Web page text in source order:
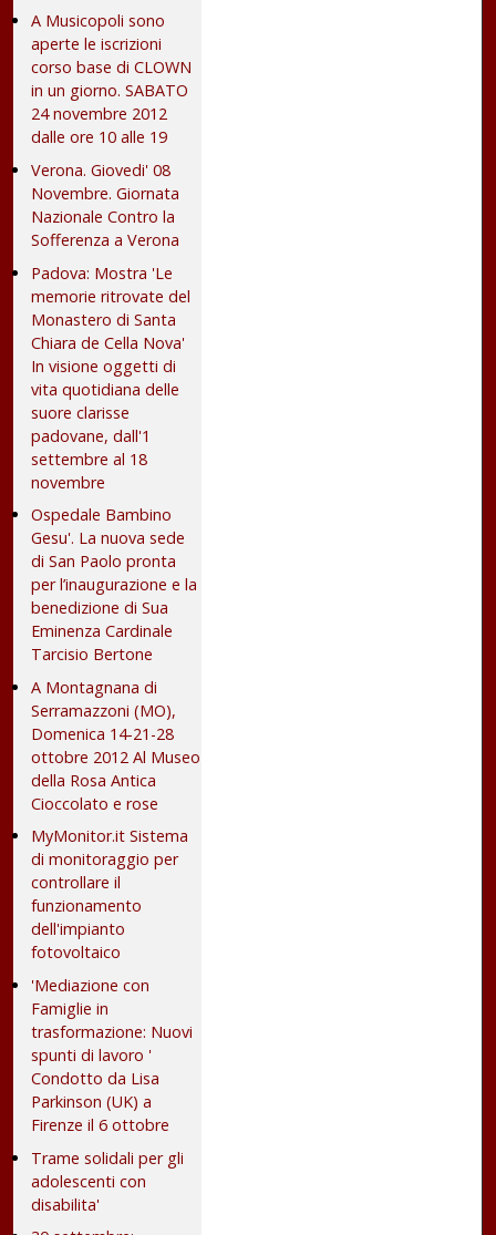
A Musicopoli sono
aperte le iscrizioni
corso base di CLOWN
in un giorno. SABATO
24 novembre 2012
dalle ore 10 alle 19
Verona. Giovedi' 08
Novembre. Giornata
Nazionale Contro la
Sofferenza a Verona
Padova: Mostra 'Le
memorie ritrovate del
Monastero di Santa
Chiara de Cella Nova'
In visione oggetti di
vita quotidiana delle
suore clarisse
padovane, dall'1
settembre al 18
novembre
Ospedale Bambino
Gesu'. La nuova sede
di San Paolo pronta
per l’inaugurazione e la
benedizione di Sua
Eminenza Cardinale
Tarcisio Bertone
A Montagnana di
Serramazzoni (MO),
Domenica 14-21-28
ottobre 2012 Al Museo
della Rosa Antica
Cioccolato e rose
MyMonitor.it Sistema
di monitoraggio per
controllare il
funzionamento
dell'impianto
fotovoltaico
'Mediazione con
Famiglie in
trasformazione: Nuovi
spunti di lavoro '
Condotto da Lisa
Parkinson (UK) a
Firenze il 6 ottobre
Trame solidali per gli
adolescenti con
disabilita'